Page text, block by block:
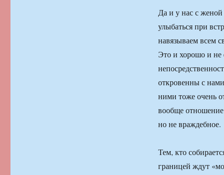
Да и у нас с
улыбаться при
навязываем всем
Это и хорошо и не
откровенны с
ними тоже очень
вообще отношение
но не враждебное.
Тем, кто
границей ждут